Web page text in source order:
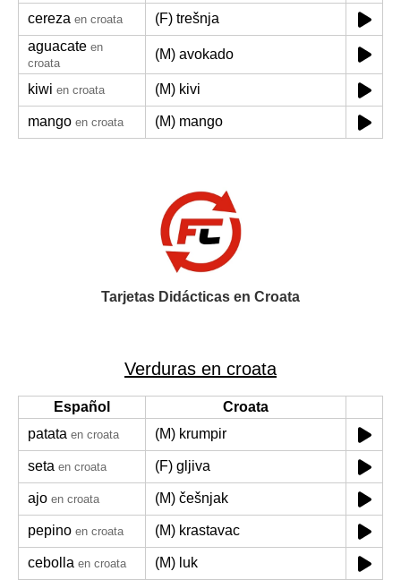
cereza en croata
(F) trešnja
aguacate en
croata
(M) avokado
kiwi en croata (M) kivi
mango en croata (M) mango
Tarjetas Didácticas en Croata
Verduras en croata
Español
Croata
patata en croata (M) krumpir
seta en croata (F) gljiva
ajo en croata (M) češnjak
pepino en croata (M) krastavac
cebolla en croata (M) luk